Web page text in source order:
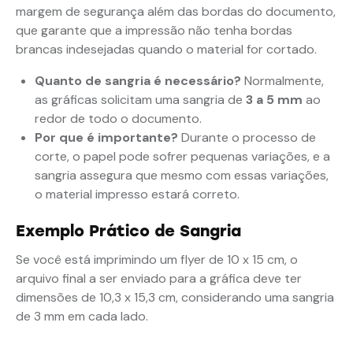
margem de segurança além das bordas do documento,
que garante que a impressão não tenha bordas
brancas indesejadas quando o material for cortado.
Quanto de sangria é necessário? Normalmente,
as gráficas solicitam uma sangria de 3 a 5 mm ao
redor de todo o documento.
Por que é importante? Durante o processo de
corte, o papel pode sofrer pequenas variações, e a
sangria assegura que mesmo com essas variações,
o material impresso estará correto.
Exemplo Prático de Sangria
Se você está imprimindo um flyer de 10 x 15 cm, o
arquivo final a ser enviado para a gráfica deve ter
dimensões de 10,3 x 15,3 cm, considerando uma sangria
de 3 mm em cada lado.